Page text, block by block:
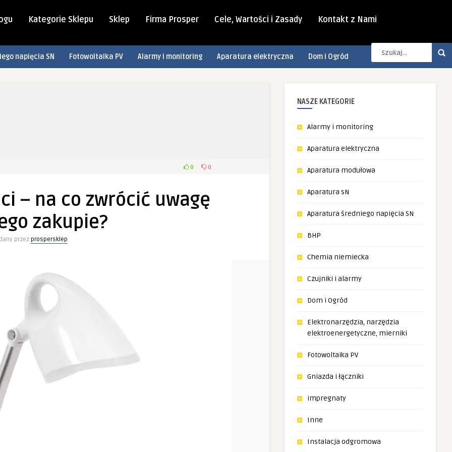
Kategorie Sklepu Sklep Firma Prosper Cele, Wartości i Zasady Kontakt z Nami
napięcia SN Fotowoltaika PV Alarmy i monitoring Aparatura elektryczna Dom i Ogród
0 0
– na co zwrócić uwagę
zakupie?
przez prospersklep
NASZE KATEGORIE
Alarmy i monitoring
Aparatura elektryczna
Aparatura modułowa
Aparatura sN
Aparatura średniego napięcia SN
BHP
Chemia niemiecka
Czujniki i alarmy
Dom i Ogród
Elektronarzędzia, narzędzia
elektroenergetyczne, mierniki
Fotowoltaika PV
Gniazda i łączniki
impregnaty
Inne
Instalacja odgromowa